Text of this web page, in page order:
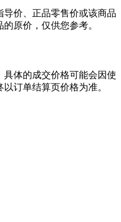
价、正品零售价或该商品
原价，仅供您参考。
体的成交价格可能会因使
订单结算页价格为准。